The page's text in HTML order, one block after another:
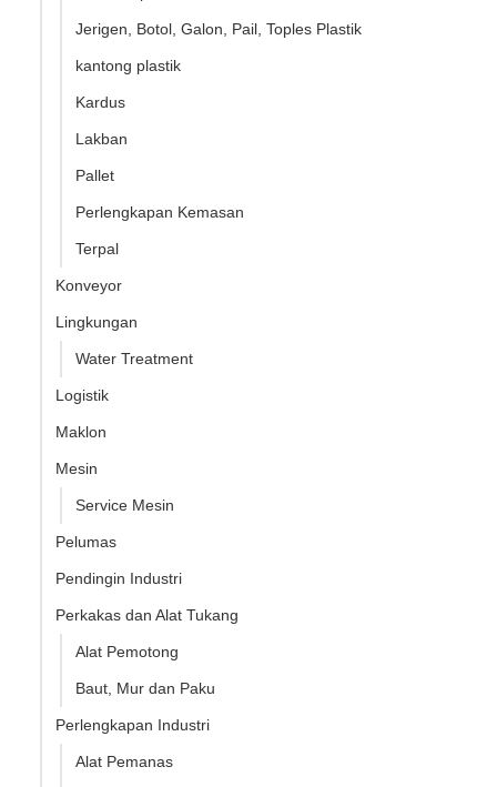
Jerigen, Botol, Galon, Pail, Toples Plastik
kantong plastik
Kardus
Lakban
Pallet
Perlengkapan Kemasan
Terpal
Konveyor
Lingkungan
Water Treatment
Logistik
Maklon
Mesin
Service Mesin
Pelumas
Pendingin Industri
Perkakas dan Alat Tukang
Alat Pemotong
Baut, Mur dan Paku
Perlengkapan Industri
Alat Pemanas